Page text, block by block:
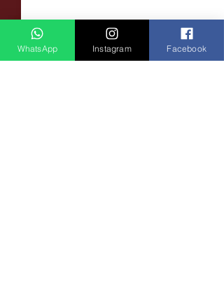
WhatsApp Instagram Facebook